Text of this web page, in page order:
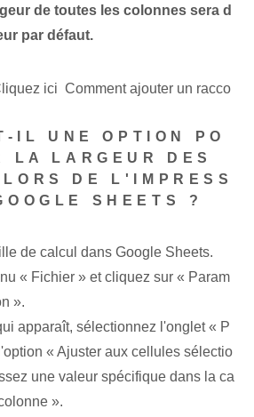
de toutes les colonnes sera d
par défaut.
ici Comment ajouter un racco
IL UNE OPTION PO
LA LARGEUR DES
LORS DE L'IMPRESS
SHEETS ?
de calcul dans Google Sheets.
« Fichier » et cliquez sur « Param
».
apparaît, sélectionnez l'onglet « P
« Ajuster aux cellules sélectio
une valeur spécifique dans la ca
».